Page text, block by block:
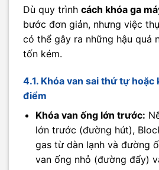
Dù quy trình cách khóa ga
bước đơn giản, nhưng việc
có thể gây ra những hậu quả
tốn kém.
4.1. Khóa van sai thứ tự
điểm
Khóa van ống lớn trước:
lớn trước (đường hút),
gas từ dàn lạnh và đường
van ống nhỏ (đường đẩy)